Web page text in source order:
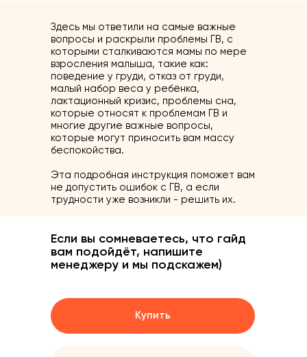
Здесь мы ответили на самые важные
вопросы и раскрыли проблемы ГВ, с
которыми сталкиваются мамы по мере
взросления малыша, такие как:
поведение у груди, отказ от груди,
малый набор веса у ребёнка,
лактационный кризис, проблемы сна,
которые относят к проблемам ГВ и
многие другие важные вопросы,
которые могут приносить вам массу
беспокойства.
Эта подробная инструкция поможет вам
не допустить ошибок с ГВ, а если
трудности уже возникли - решить их.
Купить
Если вы сомневаетесь, что гайд
вам подойдёт, напишите
менеджеру и мы подскажем)